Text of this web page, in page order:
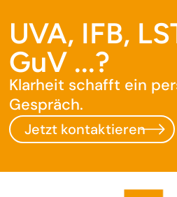
UVA, IFB,
GuV ...?
Klarheit schafft ein
Gespräch.
Jetzt kontaktieren